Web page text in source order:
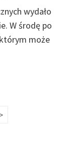
wydało
W środę po
może